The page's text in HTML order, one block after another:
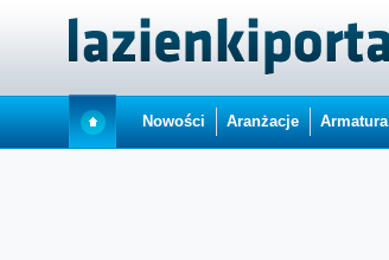
Nowości Aranżacje Armatura